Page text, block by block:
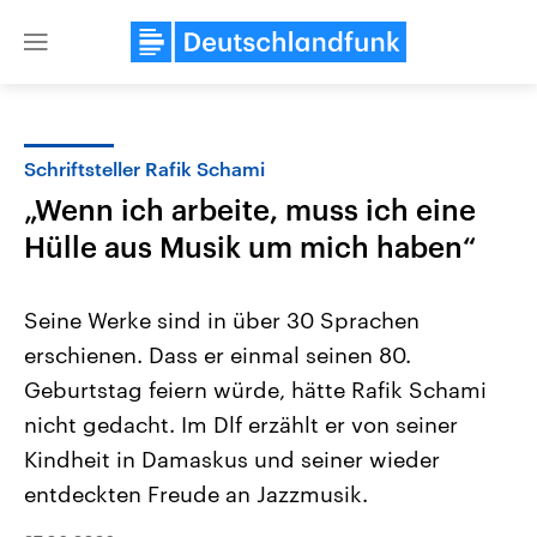
Close
Landtagswahl Sachsen-Anhalt
2026
Alle Informationen
September 2026 einen neuen
Bundesland von einer Koalition aus
USA
Aktuelle Beiträge,
Hintergründe
gehören die Vereinigten
Schriftsteller Rafik Schami
„Wenn ich arbeite, muss ich eine
Hülle aus Musik um mich haben“
Seine Werke sind in über 30 Sprachen
erschienen. Dass er einmal seinen 80.
Geburtstag feiern würde, hätte Rafik Schami
nicht gedacht. Im Dlf erzählt er von seiner
Kindheit in Damaskus und seiner wieder
entdeckten Freude an Jazzmusik.